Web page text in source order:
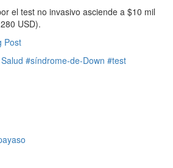
el test no invasivo asciende a $10 mil
USD).
Post
Salud #síndrome-de-Down #test